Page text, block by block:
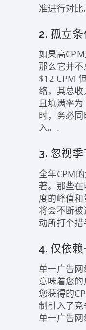
准进行对比
2. 孤立
如果高
那么它并
$12 CPM
络，其总
且填满率
时，务必
入。.
3. 忽视
全年CPM
著。那些
度的峰值和
将会不断
动所打个
4. 仅依
单一广告
意味着您
您获得的
制引入了
单一广告